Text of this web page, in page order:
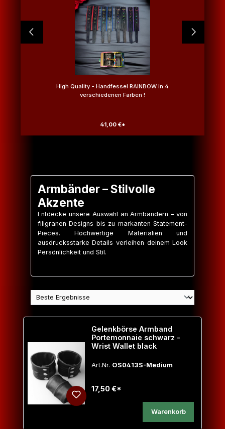
High Quality - Handfessel RAINBOW in 4
verschiedenen Farben !
41,00 €*
Armbänder – Stilvolle
Akzente
Entdecke unsere Auswahl an Armbändern – von
filigranen Designs bis zu markanten Statement-
Pieces. Hochwertige Materialien und
ausdrucksstarke Details verleihen deinem Look
Persönlichkeit und Stil.
Gelenkbörse Armband
Portemonnaie schwarz -
Wrist Wallet black
Art.Nr. OS0413S-Medium
17,50 €*
Warenkorb